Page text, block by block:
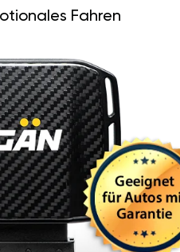
Fahren